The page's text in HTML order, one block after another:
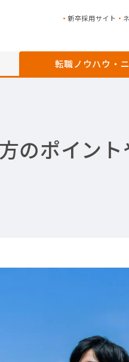
新卒採用サイト
転職ノウハウ・
のポイン